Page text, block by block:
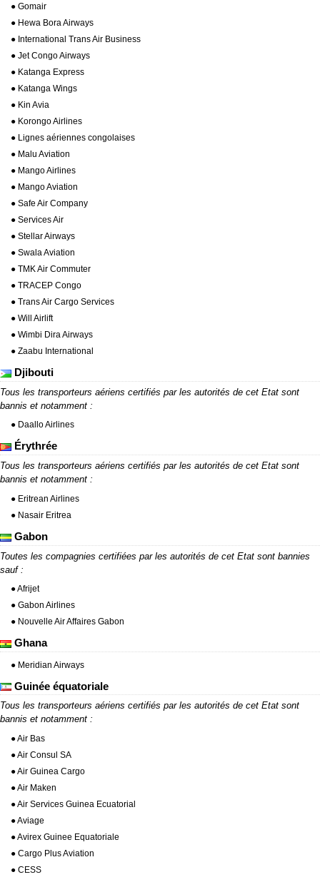
● Gomair
● Hewa Bora Airways
● International Trans Air Business
● Jet Congo Airways
● Katanga Express
● Katanga Wings
● Kin Avia
● Korongo Airlines
● Lignes aériennes congolaises
● Malu Aviation
● Mango Airlines
● Mango Aviation
● Safe Air Company
● Services Air
● Stellar Airways
● Swala Aviation
● TMK Air Commuter
● TRACEP Congo
● Trans Air Cargo Services
● Will Airlift
● Wimbi Dira Airways
● Zaabu International
Djibouti
Tous les transporteurs aériens certifiés par les autorités de cet Etat sont
bannis et notamment :
● Daallo Airlines
Érythrée
Tous les transporteurs aériens certifiés par les autorités de cet Etat sont
bannis et notamment :
● Eritrean Airlines
● Nasair Eritrea
Gabon
Toutes les compagnies certifiées par les autorités de cet Etat sont bannies
sauf :
● Afrijet
● Gabon Airlines
● Nouvelle Air Affaires Gabon
Ghana
● Meridian Airways
Guinée équatoriale
Tous les transporteurs aériens certifiés par les autorités de cet Etat sont
bannis et notamment :
● Air Bas
● Air Consul SA
● Air Guinea Cargo
● Air Maken
● Air Services Guinea Ecuatorial
● Aviage
● Avirex Guinee Equatoriale
● Cargo Plus Aviation
● CESS